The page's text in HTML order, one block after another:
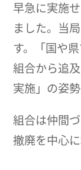
早急に実施
ました。当
す。「国や
組合から追
実施」の姿
組合は仲間
撤廃を中心